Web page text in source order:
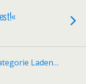
Laden…